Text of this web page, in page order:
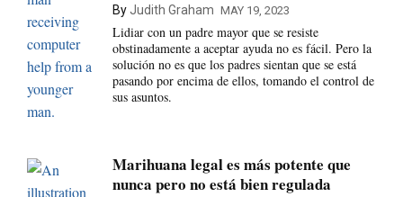
ByJudith Graham MAY 19, 2023
Lidiar con un padre mayor que se resiste
obstinadamente a aceptar ayuda no es fácil. Pero la
solución no es que los padres sientan que se está
pasando por encima de ellos, tomando el control de
sus asuntos.
Marihuana legal es más potente que
nunca pero no está bien regulada